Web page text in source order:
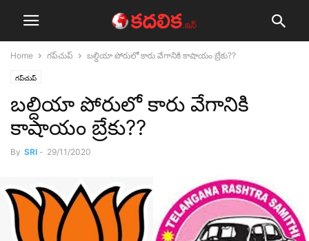
Home గ‌ప్‌చుప్ బ‌ల్దియా పోరులో కారు వేగానికి కాషాయం బ్రేకు??
గ‌ప్‌చుప్
బ‌ల్దియా పోరులో కారు వేగానికి
కాషాయం బ్రేకు??
By SRI - 29/11/2020